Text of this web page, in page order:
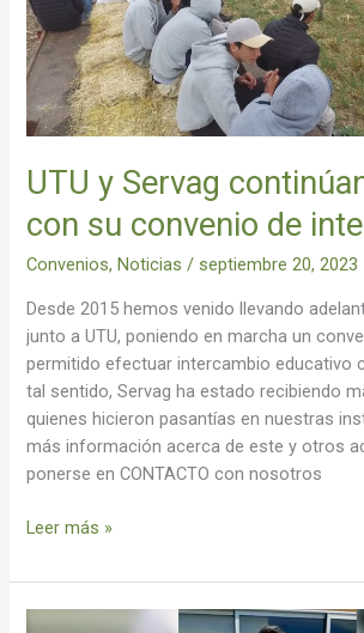
UTU y Servag
con su convenio de
Convenios, Noticias / septiembre 20, 2023
Desde 2015 hemos venido llevando
junto a UTU, poniendo en marcha un
permitido efectuar intercambio educativo
tal sentido, Servag ha estado recibiendo
quienes hicieron pasantías en nuestras
más información acerca de este y otros
ponerse en CONTACTO con nosotros
con
su
convenio
de
intercambio
Leer más »